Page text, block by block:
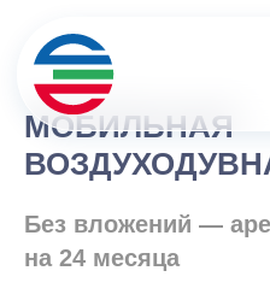
МОБИЛЬНАЯ
Без вложений —
на 24 месяца